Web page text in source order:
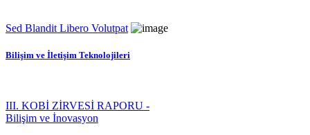
Sed Blandit Libero Volutpat
Bilişim ve İletişim Teknolojileri
III. KOBİ ZİRVESİ RAPORU -
Bilişim ve İnovasyon